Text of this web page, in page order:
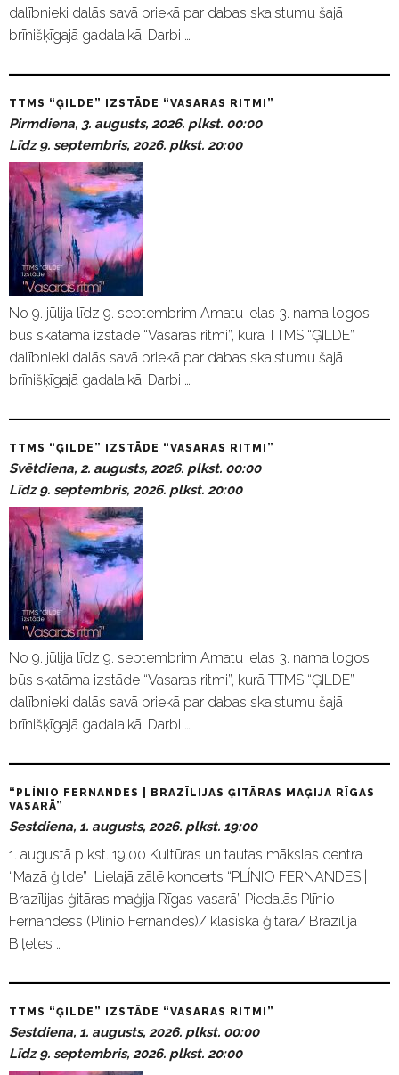
dalībnieki dalās savā priekā par dabas skaistumu šajā
brīnišķīgajā gadalaikā. Darbi …
TTMS “ĢILDE” IZSTĀDE “VASARAS RITMI”
Pirmdiena, 3. augusts, 2026. plkst. 00:00
Līdz 9. septembris, 2026. plkst. 20:00
No 9. jūlija līdz 9. septembrim Amatu ielas 3. nama logos
būs skatāma izstāde “Vasaras ritmi”, kurā TTMS “ĢILDE”
dalībnieki dalās savā priekā par dabas skaistumu šajā
brīnišķīgajā gadalaikā. Darbi …
TTMS “ĢILDE” IZSTĀDE “VASARAS RITMI”
Svētdiena, 2. augusts, 2026. plkst. 00:00
Līdz 9. septembris, 2026. plkst. 20:00
No 9. jūlija līdz 9. septembrim Amatu ielas 3. nama logos
būs skatāma izstāde “Vasaras ritmi”, kurā TTMS “ĢILDE”
dalībnieki dalās savā priekā par dabas skaistumu šajā
brīnišķīgajā gadalaikā. Darbi …
“PLÍNIO FERNANDES | BRAZĪLIJAS ĢITĀRAS MAĢIJA RĪGAS
VASARĀ”
Sestdiena, 1. augusts, 2026. plkst. 19:00
1. augustā plkst. 19.00 Kultūras un tautas mākslas centra
“Mazā ģilde” Lielajā zālē koncerts “PLÍNIO FERNANDES |
Brazīlijas ģitāras maģija Rīgas vasarā” Piedalās Plīnio
Fernandess (Plínio Fernandes)/ klasiskā ģitāra/ Brazīlija
Biļetes …
TTMS “ĢILDE” IZSTĀDE “VASARAS RITMI”
Sestdiena, 1. augusts, 2026. plkst. 00:00
Līdz 9. septembris, 2026. plkst. 20:00